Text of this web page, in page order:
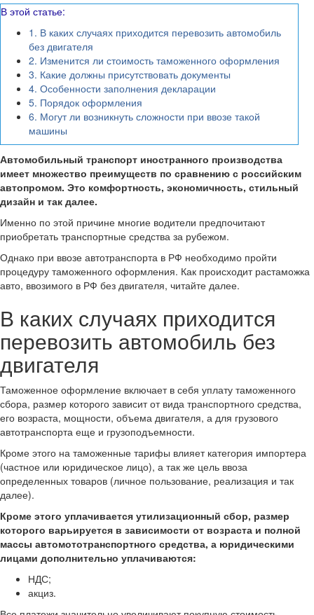
В этой статье:
1. В каких случаях приходится перевозить автомобиль
без двигателя
2. Изменится ли стоимость таможенного оформления
3. Какие должны присутствовать документы
4. Особенности заполнения декларации
5. Порядок оформления
6. Могут ли возникнуть сложности при ввозе такой
машины
Автомобильный транспорт иностранного производства
имеет множество преимуществ по сравнению с российским
автопромом. Это комфортность, экономичность, стильный
дизайн и так далее.
Именно по этой причине многие водители предпочитают
приобретать транспортные средства за рубежом.
Однако при ввозе автотранспорта в РФ необходимо пройти
процедуру таможенного оформления. Как происходит растаможка
авто, ввозимого в РФ без двигателя, читайте далее.
В каких случаях приходится
перевозить автомобиль без
двигателя
Таможенное оформление включает в себя уплату таможенного
сбора, размер которого зависит от вида транспортного средства,
его возраста, мощности, объема двигателя, а для грузового
автотранспорта еще и грузоподъемности.
Кроме этого на таможенные тарифы влияет категория импортера
(частное или юридическое лицо), а так же цель ввоза
определенных товаров (личное пользование, реализация и так
далее).
Кроме этого уплачивается утилизационный сбор, размер
которого варьируется в зависимости от возраста и полной
массы автомототранспортного средства, а юридическими
лицами дополнительно уплачиваются:
НДС;
акциз.